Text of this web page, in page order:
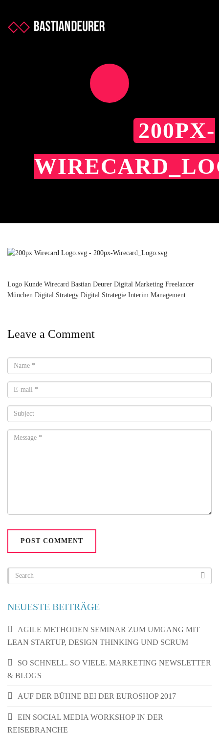
200PX-
Logo Kunde Wirecard Bastian Deurer Digital Marketing Freelancer
München Digital Strategy Digital Strategie Interim Management
Leave a Comment
NEUESTE BEITRÄGE
AGILE METHODEN SEMINAR ZUM UMGANG MIT
LEAN STARTUP, DESIGN THINKING UND SCRUM
SO SCHNELL. SO VIELE. MARKETING NEWSLETTER
& BLOGS
AUF DER BÜHNE BEI DER EUROSHOP 2017
EIN SOCIAL MEDIA WORKSHOP IN DER
REISEBRANCHE